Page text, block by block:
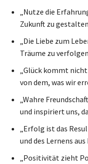
„Nutze die
Zukunft zu
„Die Liebe zum
Träume zu
„Glück kommt
von dem, was wir
„Wahre
und inspiriert uns,
„Erfolg ist das
und des Lernens
„Positivität zieht